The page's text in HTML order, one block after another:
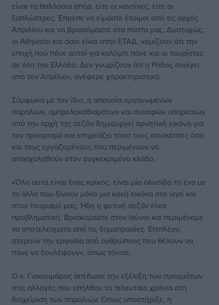
είναι τα θαλάσσια σπόρ, είτε οι καντίνες, είτε οι
ξαπλώστρες. Έπρεπε να είμαστε έτοιμοι από τις αρχές
Απριλίου και να βρισκόμαστε στα πόστα μας. Δυστυχώς,
οι Αθηναίοι και όσοι είναι στην ΕΤΑΔ, νομίζουν ότι την
εποχή που πάνε αυτοί για κολύμπι πάνε και οι τουρίστες
σε όλη την Ελλάδα. Δεν γνωρίζουν ότι η Ρόδος ανοίγει
από τον Απρίλιο», ανέφερε χαρακτηριστικά.
Σύμφωνα με τον ίδιο, η απουσία οργανωμένων
παραλιών, ομπρελοκαθισμάτων και συναφών υπηρεσιών
από την αρχή της σεζόν δημιουργεί αρνητική εικόνα για
τον προορισμό και επηρεάζει τόσο τους επισκέπτες όσο
και τους εργαζομένους που περιμένουν να
απασχοληθούν στον συγκεκριμένο κλάδο.
«Όλα αυτά είναι ένας κρίκος, είναι μία αλυσίδα το ένα με
το άλλο που δίνουν μόνο μια κακή εικόνα στο νησί και
στον τουρισμό μας. Ήδη η φετινή σεζόν είναι
προβληματική. Βρισκόμαστε στον Ιούνιο και περιμέναμε
τα αποτελέσματα από τις δημοπρασίες. Επιπλέον,
στερούν την εργασία από ανθρώπους που θέλουν να
πάνε να δουλέψουν», όπως τόνισε.
Ο κ. Γιακουμάρος απέδωσε την εξέλιξη των πραγμάτων
στις αλλαγές που επήλθαν τα τελευταία χρόνια στη
διαχείριση των παραλιών. Όπως υποστήριξε, η